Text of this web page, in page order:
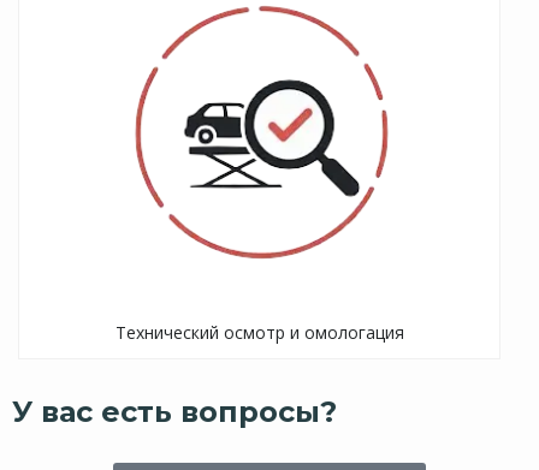
Технический осмотр и омологация
У вас есть вопросы?